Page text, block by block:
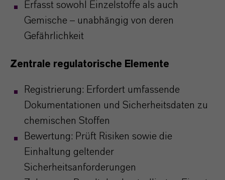
Erfasst sowohl Einzelstoffe als auch
Gemische – unabhängig von deren
Gefährlichkeit
Zentrale regulatorische Elemente
Registrierung: Erfordert umfassende
Dokumentationen und Sicherheitsdaten zu
chemischen Stoffen
Bewertung: Prüft Risiken sowie die
Einhaltung geltender
Sicherheitsanforderungen